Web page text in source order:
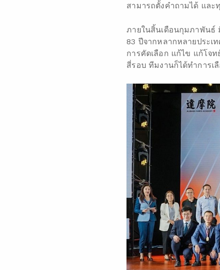
สามารถตั้งคำถามได้ แล
ภายในสิ้นเดือนกุมภาพันธ์
83 ปีจากหลากหลายประเ
การคัดเลือก แก้ไข แก้โจ
สี่รอบ ทีมงานก็ได้ทำการเ